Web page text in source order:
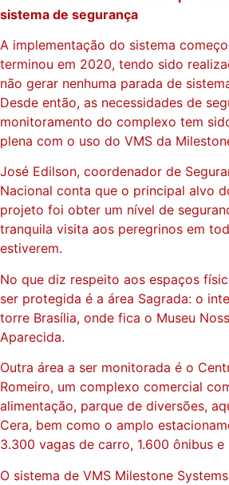
sistema de segurança
A implementação do sistema
terminou em 2020, tendo sido
não gerar nenhuma parada de
Desde então, as necessidades de
monitoramento do complexo tem
plena com o uso do VMS da
José Edilson, coordenador de
Nacional conta que o principal alvo
projeto foi obter um nível de
tranquila visita aos peregrinos em
estiverem.
No que diz respeito aos espaços
ser protegida é a área Sagrada: o
torre Brasília, onde fica o Museu
Aparecida.
Outra área a ser monitorada é o
Romeiro, um complexo comercial
alimentação, parque de diversões,
Cera, bem como o amplo
3.300 vagas de carro, 1.600 ônibus e
O sistema de VMS Milestone